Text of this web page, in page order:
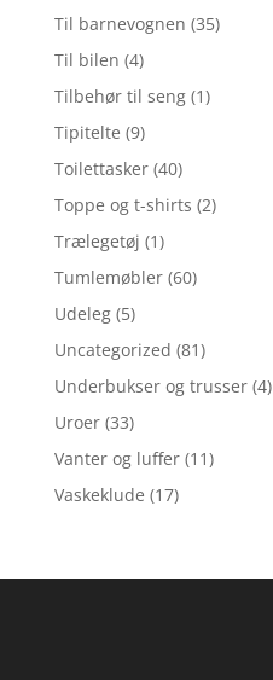
Til barnevognen (35)
Til bilen (4)
Tilbehør til seng (1)
Tipitelte (9)
Toilettasker (40)
Toppe og t-shirts (2)
Trælegetøj (1)
Tumlemøbler (60)
Udeleg (5)
Uncategorized (81)
Underbukser og trusser (4)
Uroer (33)
Vanter og luffer (11)
Vaskeklude (17)